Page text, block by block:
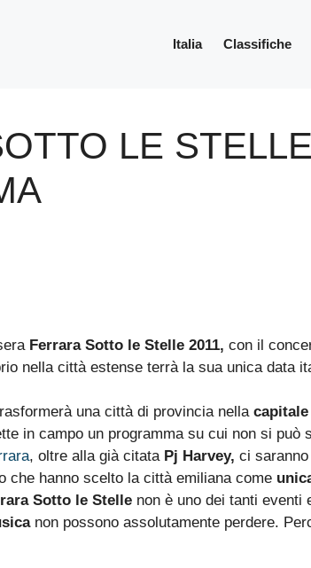
Italia Classifiche
LE
Ferrara Sotto le Stelle 2011, con il
nella città estense terrà la sua unica data
una città di provincia nella
in campo un programma su cui non si può
, oltre alla già citata Pj Harvey, ci
che hanno scelto la città emiliana come
Sotto le Stelle non è uno dei tanti eventi
non possono assolutamente perdere.